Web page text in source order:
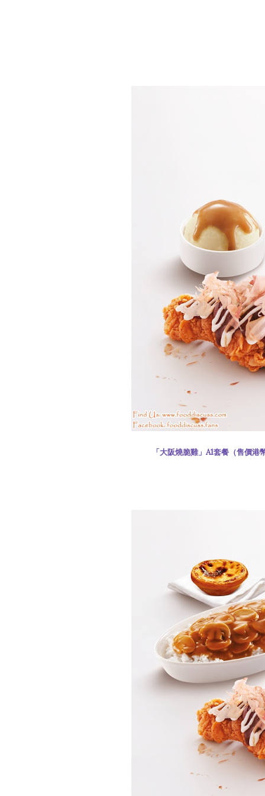
「大阪燒脆雞」A1套餐（售價